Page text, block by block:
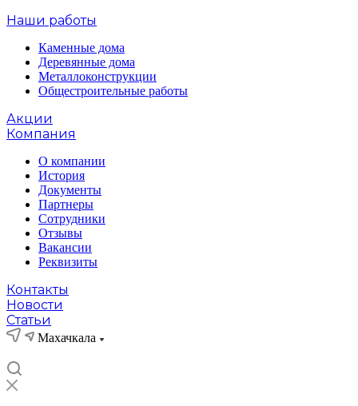
Наши работы
Каменные дома
Деревянные дома
Металлоконструкции
Общестроительные работы
Акции
Компания
О компании
История
Документы
Партнеры
Сотрудники
Отзывы
Вакансии
Реквизиты
Контакты
Новости
Статьи
Махачкала